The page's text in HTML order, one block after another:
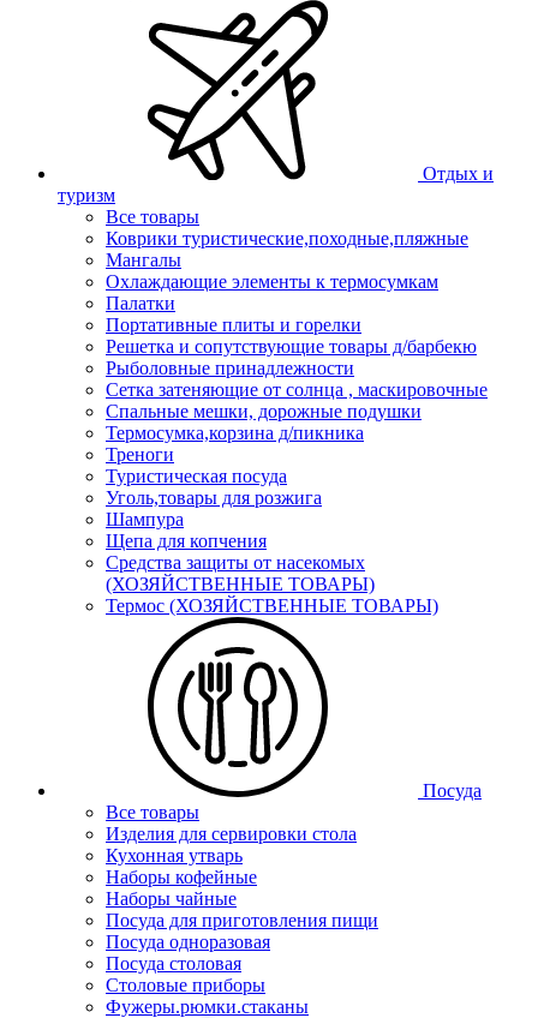
Отдых и
туризм
Все товары
Коврики туристические,походные,пляжные
Мангалы
Охлаждающие элементы к термосумкам
Палатки
Портативные плиты и горелки
Решетка и сопутствующие товары д/барбекю
Рыболовные принадлежности
Сетка затеняющие от солнца , маскировочные
Спальные мешки, дорожные подушки
Термосумка,корзина д/пикника
Треноги
Туристическая посуда
Уголь,товары для розжига
Шампура
Щепа для копчения
Средства защиты от насекомых
(ХОЗЯЙСТВЕННЫЕ ТОВАРЫ)
Термос (ХОЗЯЙСТВЕННЫЕ ТОВАРЫ)
Посуда
Все товары
Изделия для сервировки стола
Кухонная утварь
Наборы кофейные
Наборы чайные
Посуда для приготовления пищи
Посуда одноразовая
Посуда столовая
Столовые приборы
Фужеры.рюмки.стаканы